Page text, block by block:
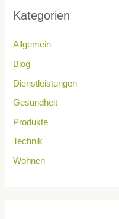
Kategorien
Allgemein
Blog
Dienstleistungen
Gesundheit
Produkte
Technik
Wohnen